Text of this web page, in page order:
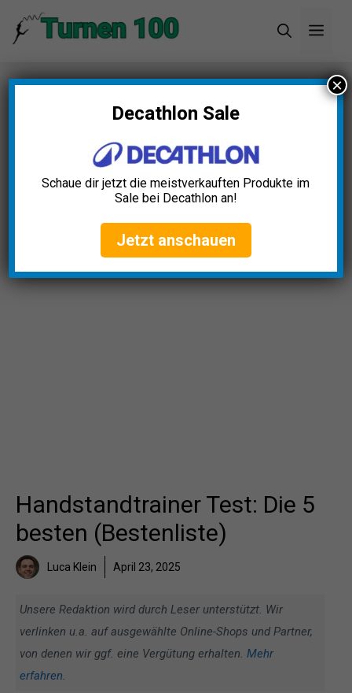
Inhalt
Startseite»Blog»Handstandtrainer Test: Die 5
besten (Bestenliste)
Handstandtrainer Test: Die 5
besten (Bestenliste)
Luca Klein April 23, 2025
Unsere Redaktion wird durch Leser unterstützt. Wir
verlinken u.a. auf ausgewählte Online-Shops und Partner,
von denen wir ggf. eine Vergütung erhalten. Mehr
erfahren.
Decathlon Sale
Schaue dir jetzt die meistverkauften Produkte im
Sale bei Decathlon an!
Jetzt anschauen
×